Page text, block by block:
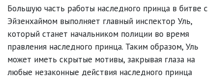
Большую часть работы наследного принца в битве с
Эйзенхаймом выполняет главный инспектор Уль,
который станет начальником полиции во время
правления наследного принца. Таким образом, Уль
может иметь скрытые мотивы, закрывая глаза на
любые незаконные действия наследного принца